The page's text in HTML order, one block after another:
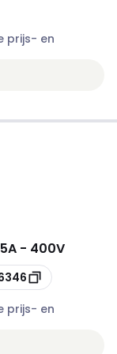
prijs- en
- 400V
prijs- en